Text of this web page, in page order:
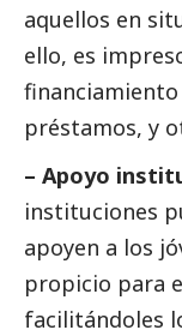
aquellos en
ello, es
financiamiento
préstamos, y
– Apoyo
instituciones
apoyen a los
propicio para
facilitándoles